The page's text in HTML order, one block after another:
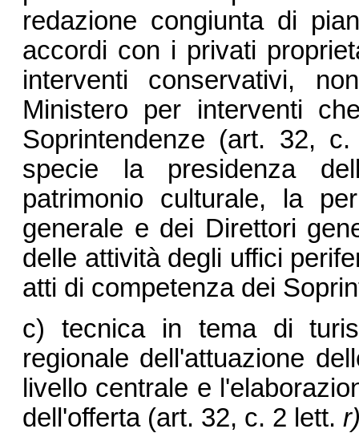
redazione congiunta di
accordi con i privati
interventi conservativi,
Ministero per interventi
Soprintendenze (art. 32,
specie la presidenza
patrimonio culturale, la
generale e dei Direttori
delle attività degli uffici
atti di competenza dei
c) tecnica in tema di
regionale dell'attuazione
livello centrale e
dell'offerta (art. 32, c. 2 lett.